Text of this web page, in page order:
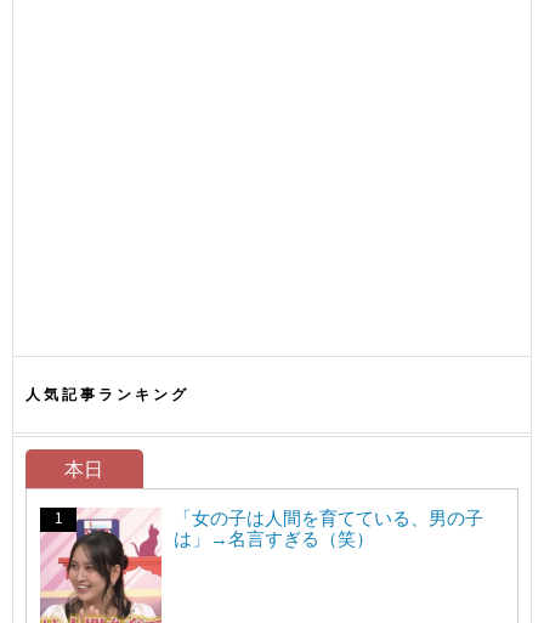
人気記事ランキング
本日
「女の子は人間を育てている、男の子
は」→名言すぎる（笑）